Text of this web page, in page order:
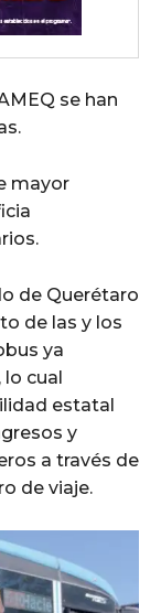
se han
mayor
de Querétaro
de las y los
ya
cual
estatal
y
a través de
de viaje.